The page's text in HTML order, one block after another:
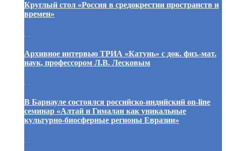
Круглый стол «Россия в средокрестии пространств и
времен»
. .
Архивное интервью ТРИА «Катунь» с док. физ.-мат.
наук, профессором Л.В. Лесковым
. .
В Барнауле состоялся российско-индийский on-line
семинар «Алтай и Гималаи как уникальные
культурно-биосферные регионы Евразии»
. .